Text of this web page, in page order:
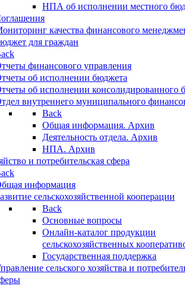
НПА об исполнении местного
качества финансового
для граждан
финансового управления
об исполнении бюджета
об исполнении консолидированного
внутреннего муниципального
Back
Общая информация. Архив
Деятельность отдела. Архив
НПА. Архив
и потребительская сфера
информация
сельскохозяйственной кооперации
Back
Основные вопросы
Онлайн-каталог продукции
сельскохозяйственных
Государственная поддержка
сельского хозяйства и